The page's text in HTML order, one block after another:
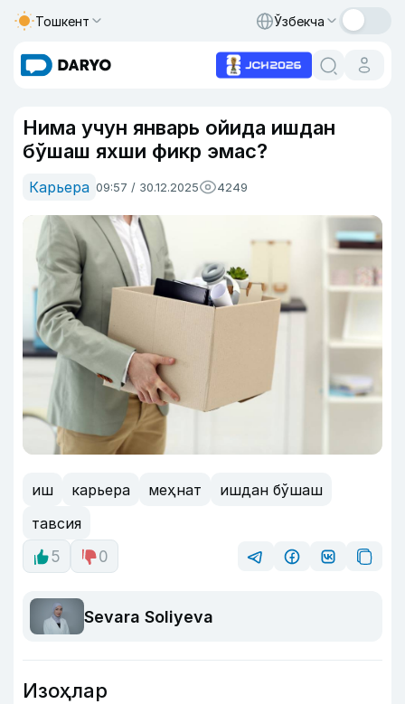
Тошкент Ўзбекча
Нима учун январь ойида ишдан
бўшаш яхши фикр эмас?
Карьера 09:57 / 30.12.2025 4249
иш карьера меҳнат
ишдан бўшаш
тавсия
5
0
Sevara Soliyeva
Изоҳлар